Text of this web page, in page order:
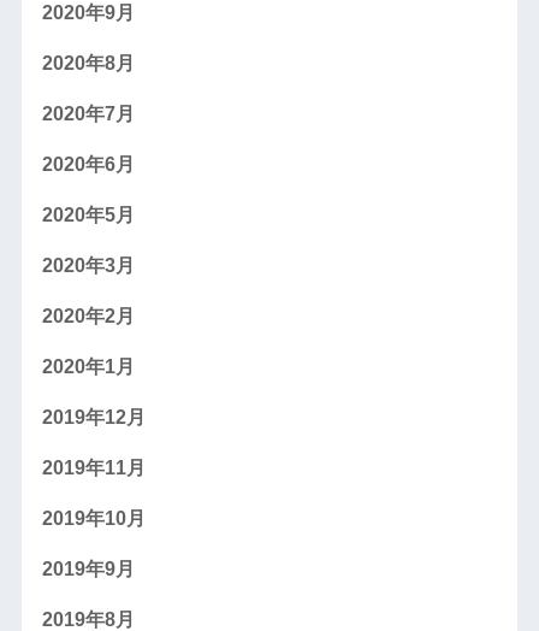
2020年9月
2020年8月
2020年7月
2020年6月
2020年5月
2020年3月
2020年2月
2020年1月
2019年12月
2019年11月
2019年10月
2019年9月
2019年8月